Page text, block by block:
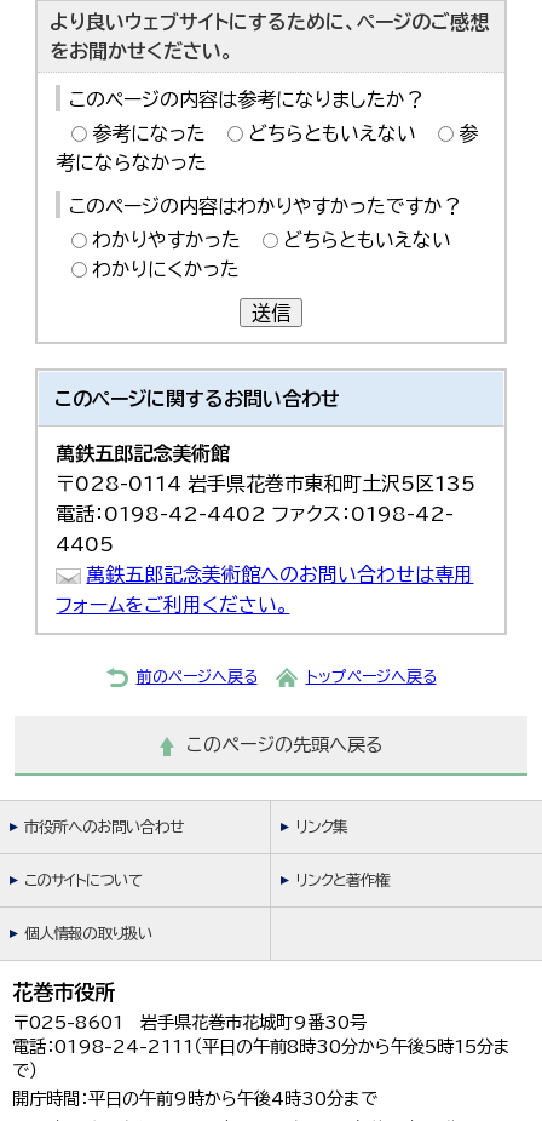
より良いウェブサイトにするために、ページのご感想
をお聞かせください。
このページの内容は参考になりましたか？
参考になった
どちらともいえない
参
考にならなかった
このページの内容はわかりやすかったですか？
わかりやすかった
どちらともいえない
わかりにくかった
送信
このページに関するお問い合わせ
萬鉄五郎記念美術館
〒028-0114 岩手県花巻市東和町土沢5区135
電話：0198-42-4402 ファクス：0198-42-
4405
萬鉄五郎記念美術館へのお問い合わせは専用
フォームをご利用ください。
前のページへ戻る トップページへ戻る
このページの先頭へ戻る
市役所へのお問い合わせ リンク集
このサイトについて リンクと著作権
個人情報の取り扱い
花巻市役所
〒025-8601 岩手県花巻市花城町9番30号
電話：0198-24-2111（平日の午前8時30分から午後5時15分ま
で）
開庁時間：平日の午前9時から午後4時30分まで